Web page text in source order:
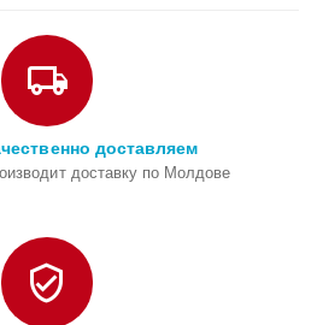
доставляем
доставку по Молдове